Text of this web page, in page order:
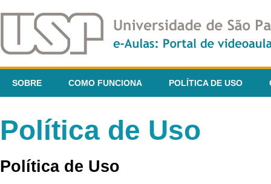
SOBRE COMO FUNCIONA POLÍTICA DE USO
Política de Uso
Política de Uso